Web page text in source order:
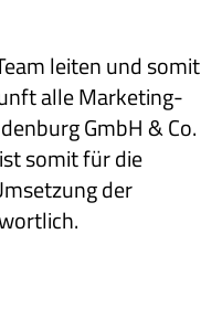
leiten und somit
alle Marketing-
GmbH & Co.
somit für die
der